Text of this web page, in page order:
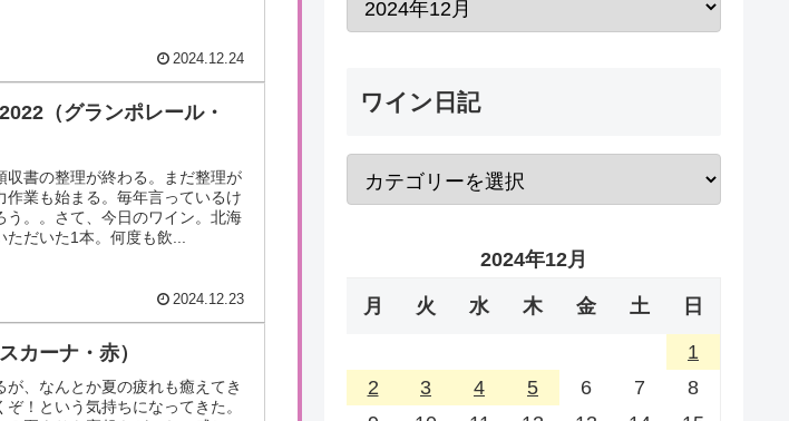
2024.12.24
（グランポレール・
収書の整理が終わる。まだ整理が
業も始まる。毎年言っているけ
。。さて、今日のワイン。北海
だいた1本。何度も飲...
2024.12.23
カーナ・赤）
、なんとか夏の疲れも癒えてき
！という気持ちになってきた。
ワイン日記
2024年12月
月 火 水 木 金 土 日
1
2
3 4 5 6 7
8